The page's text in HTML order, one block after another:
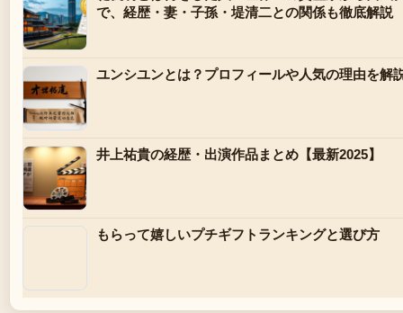
で、経歴・妻・子孫・堤清二との関係も徹底解説
ユンシユンとは？プロフィールや人気の理由を解
井上祐貴の経歴・出演作品まとめ【最新2025】
もらって嬉しいプチギフトランキングと選び方